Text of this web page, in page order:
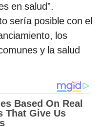
en salud”.
sería posible con el
los
y la salud